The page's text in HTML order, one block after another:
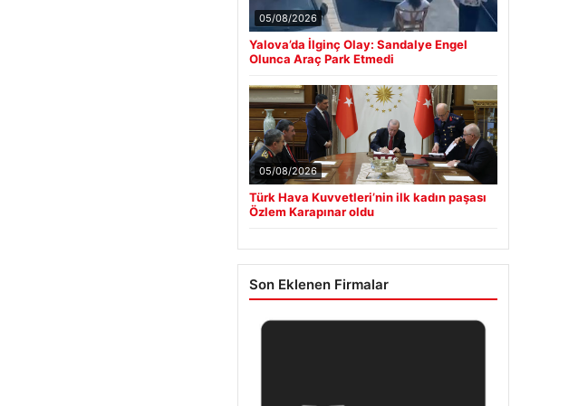
05/08/2026
Yalova’da İlginç Olay: Sandalye Engel
Olunca Araç Park Etmedi
05/08/2026
Türk Hava Kuvvetleri’nin ilk kadın paşası
Özlem Karapınar oldu
Son Eklenen Firmalar